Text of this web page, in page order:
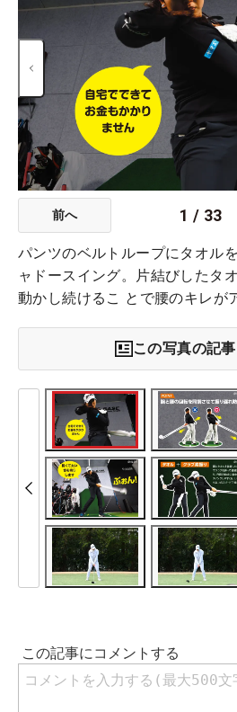
前へ 1 / 33
パンツのベルトループにタオル
ャドースイング。片結びしたタ
動かし続けるこ とで腰のキレが
この写真の記